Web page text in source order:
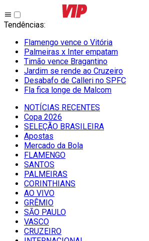
Tendências:
Flamengo vence o Vitória
Palmeiras x Inter empatam
Timão vence Bragantino
Jardim se rende ao Cruzeiro
Desabafo de Calleri no SPFC
Fla fica longe de Malcom
NOTÍCIAS RECENTES
Copa 2026
SELEÇÃO BRASILEIRA
Apostas
Mercado da Bola
FLAMENGO
SANTOS
PALMEIRAS
CORINTHIANS
AO VIVO
GRÊMIO
SĀO PAULO
VASCO
CRUZEIRO